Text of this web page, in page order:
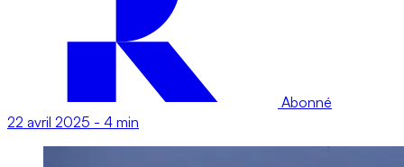
Abonné
22 avril 2025 - 4 min